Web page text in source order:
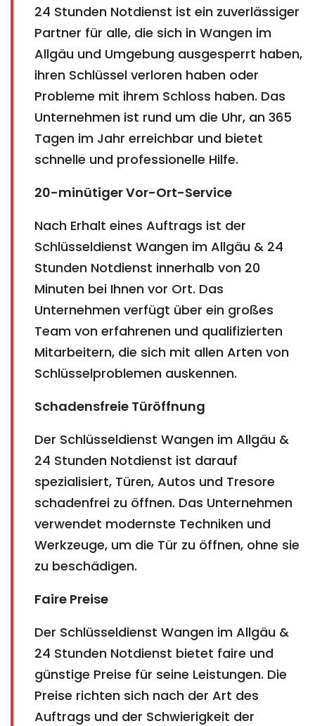
24 Stunden Notdienst ist ein zuverlässiger
Partner für alle, die sich in Wangen im
Allgäu und Umgebung ausgesperrt haben,
ihren Schlüssel verloren haben oder
Probleme mit ihrem Schloss haben. Das
Unternehmen ist rund um die Uhr, an 365
Tagen im Jahr erreichbar und bietet
schnelle und professionelle Hilfe.
20-minütiger Vor-Ort-Service
Nach Erhalt eines Auftrags ist der
Schlüsseldienst Wangen im Allgäu & 24
Stunden Notdienst innerhalb von 20
Minuten bei Ihnen vor Ort. Das
Unternehmen verfügt über ein großes
Team von erfahrenen und qualifizierten
Mitarbeitern, die sich mit allen Arten von
Schlüsselproblemen auskennen.
Schadensfreie Türöffnung
Der Schlüsseldienst Wangen im Allgäu &
24 Stunden Notdienst ist darauf
spezialisiert, Türen, Autos und Tresore
schadenfrei zu öffnen. Das Unternehmen
verwendet modernste Techniken und
Werkzeuge, um die Tür zu öffnen, ohne sie
zu beschädigen.
Faire Preise
Der Schlüsseldienst Wangen im Allgäu &
24 Stunden Notdienst bietet faire und
günstige Preise für seine Leistungen. Die
Preise richten sich nach der Art des
Auftrags und der Schwierigkeit der